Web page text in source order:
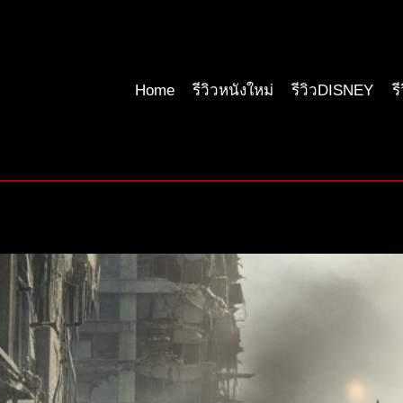
Home
รีวิวหนังใหม่ รีวิวDISNEY